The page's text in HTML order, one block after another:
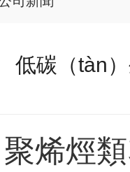
低碳（tàn
聚烯烴